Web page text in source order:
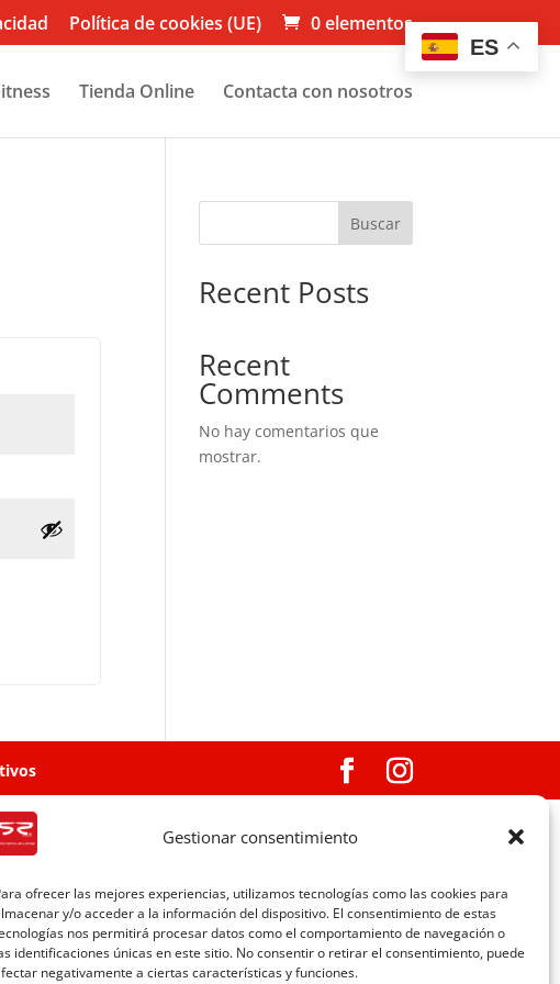
Gestionar consentimiento
ofrecer las mejores experiencias, utilizamos tecnologías como las cookies para
y/o acceder a la información del dispositivo. El consentimiento de estas
nos permitirá procesar datos como el comportamiento de navegación o
identificaciones únicas en este sitio. No consentir o retirar el consentimiento, puede
negativamente a ciertas características y funciones.
Política de cookies (UE) 0 elementos
Tienda Online Contacta con nosotros
Buscar
Recent Posts
Recent
Comments
No hay comentarios que
mostrar.
ES